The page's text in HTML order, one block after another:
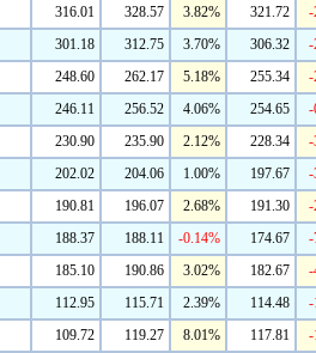
316.01 328.57 3.82% 321.72
-
301.18 312.75 3.70% 306.32
-
248.60 262.17 5.18% 255.34
-
246.11 256.52 4.06% 254.65
-
230.90 235.90 2.12% 228.34
-
202.02 204.06 1.00% 197.67
-
190.81 196.07 2.68% 191.30
-
188.37 188.11 -0.14% 174.67
-
185.10 190.86 3.02% 182.67
-
112.95 115.71 2.39% 114.48
-
109.72 119.27 8.01% 117.81
-